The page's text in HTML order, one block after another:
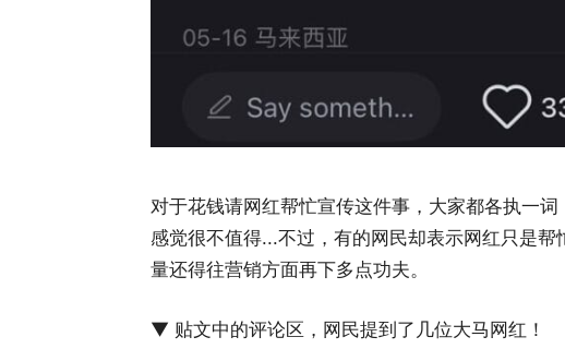
对于花钱请网红帮忙宣传这件事，大家都各执一
感觉很不值得...不过，有的网民却表示网红只是
量还得往营销方面再下多点功夫。
▼ 贴文中的评论区，网民提到了几位大马网红！